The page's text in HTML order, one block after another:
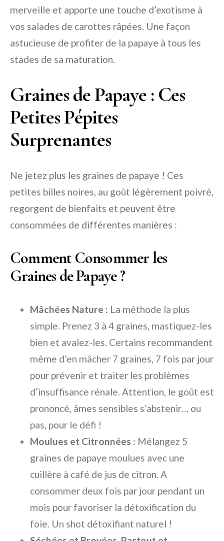
merveille et apporte une touche d’exotisme à
vos salades de carottes râpées. Une façon
astucieuse de profiter de la papaye à tous les
stades de sa maturation.
Graines de Papaye : Ces
Petites Pépites
Surprenantes
Ne jetez plus les graines de papaye ! Ces
petites billes noires, au goût légèrement poivré,
regorgent de bienfaits et peuvent être
consommées de différentes manières :
Comment Consommer les
Graines de Papaye ?
Mâchées Nature : La méthode la plus
simple. Prenez 3 à 4 graines, mastiquez-les
bien et avalez-les. Certains recommandent
même d’en mâcher 7 graines, 7 fois par jour
pour prévenir et traiter les problèmes
d’insuffisance rénale. Attention, le goût est
prononcé, âmes sensibles s’abstenir… ou
pas, pour le défi !
Moulues et Citronnées : Mélangez 5
graines de papaye moulues avec une
cuillère à café de jus de citron. A
consommer deux fois par jour pendant un
mois pour favoriser la détoxification du
foie. Un shot détoxifiant naturel !